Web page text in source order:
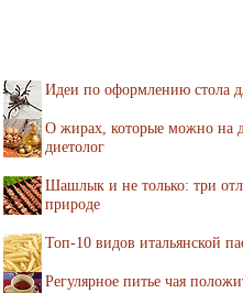
Идеи по оформлению стола
О жирах, которые можно на
диетолог
Шашлык и не только: три
природе
Топ-10 видов итальянской
Регулярное питье чая